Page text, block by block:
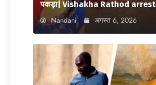
पकड़ा| Vishakha Rathod arrest
Nandani अगस्त 6, 2026